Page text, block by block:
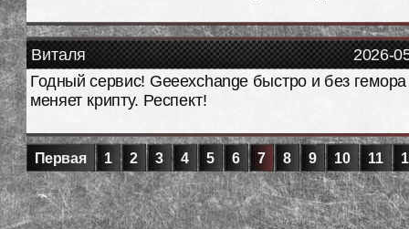
2026-
Виталя
Годный сервис! Geeexchange быстро и без гемора
меняет крипту. Респект!
Первая 1 2 3 4 5 6 7 8 9 10 11